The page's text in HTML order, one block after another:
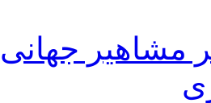
مشاهیر جهانی